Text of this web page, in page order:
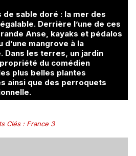
de sable doré : la mer des
Derrière l’une de ces
Anse, kayaks et pédalos
d’une mangrove à la
Dans les terres, un jardin
du comédien
plus belles plantes
ainsi que des perroquets
Clés: France 3